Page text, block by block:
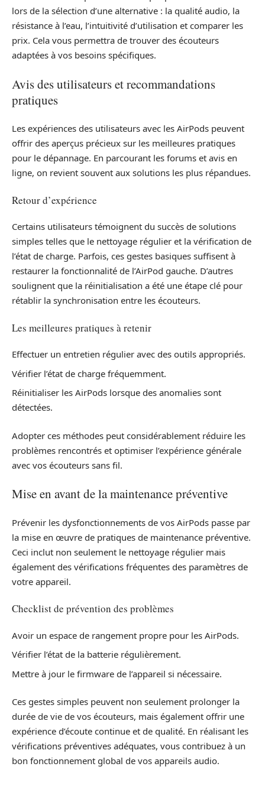
lors de la sélection d’une alternative : la qualité audio, la
résistance à l’eau, l’intuitivité d’utilisation et comparer les
prix. Cela vous permettra de trouver des écouteurs
adaptées à vos besoins spécifiques.
Avis des utilisateurs et recommandations
pratiques
Les expériences des utilisateurs avec les AirPods peuvent
offrir des aperçus précieux sur les meilleures pratiques
pour le dépannage. En parcourant les forums et avis en
ligne, on revient souvent aux solutions les plus répandues.
Retour d’expérience
Certains utilisateurs témoignent du succès de solutions
simples telles que le nettoyage régulier et la vérification de
l’état de charge. Parfois, ces gestes basiques suffisent à
restaurer la fonctionnalité de l’AirPod gauche. D’autres
soulignent que la réinitialisation a été une étape clé pour
rétablir la synchronisation entre les écouteurs.
Les meilleures pratiques à retenir
Effectuer un entretien régulier avec des outils appropriés.
Vérifier l’état de charge fréquemment.
Réinitialiser les AirPods lorsque des anomalies sont
détectées.
Adopter ces méthodes peut considérablement réduire les
problèmes rencontrés et optimiser l’expérience générale
avec vos écouteurs sans fil.
Mise en avant de la maintenance préventive
Prévenir les dysfonctionnements de vos AirPods passe par
la mise en œuvre de pratiques de maintenance préventive.
Ceci inclut non seulement le nettoyage régulier mais
également des vérifications fréquentes des paramètres de
votre appareil.
Checklist de prévention des problèmes
Avoir un espace de rangement propre pour les AirPods.
Vérifier l’état de la batterie régulièrement.
Mettre à jour le firmware de l’appareil si nécessaire.
Ces gestes simples peuvent non seulement prolonger la
durée de vie de vos écouteurs, mais également offrir une
expérience d’écoute continue et de qualité. En réalisant les
vérifications préventives adéquates, vous contribuez à un
bon fonctionnement global de vos appareils audio.